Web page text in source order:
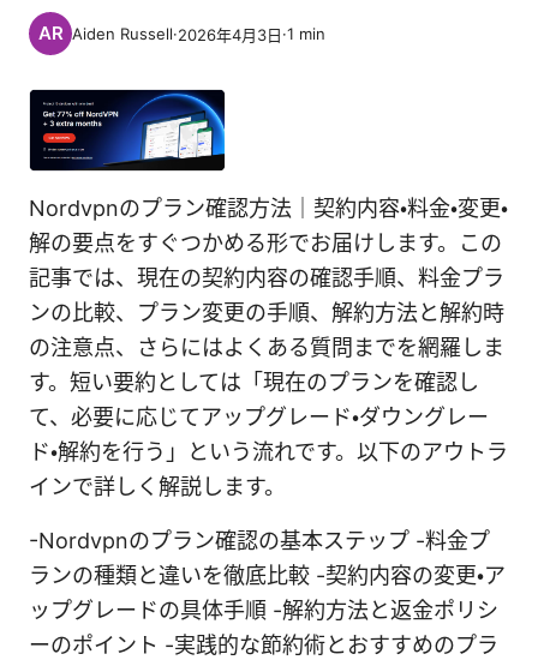
Aiden Russell·2026年4月3日·1 min
Nordvpnのプラン確認方法｜契約内容・料金・変更・
解の要点をすぐつかめる形でお届けします。この
記事では、現在の契約内容の確認手順、料金プラ
ンの比較、プラン変更の手順、解約方法と解約時
の注意点、さらにはよくある質問までを網羅しま
す。短い要約としては「現在のプランを確認し
て、必要に応じてアップグレード・ダウングレー
ド・解約を行う」という流れです。以下のアウトラ
インで詳しく解説します。
-Nordvpnのプラン確認の基本ステップ -料金プ
ランの種類と違いを徹底比較 -契約内容の変更・ア
ップグレードの具体手順 -解約方法と返金ポリシ
ーのポイント -実践的な節約術とおすすめのプラ